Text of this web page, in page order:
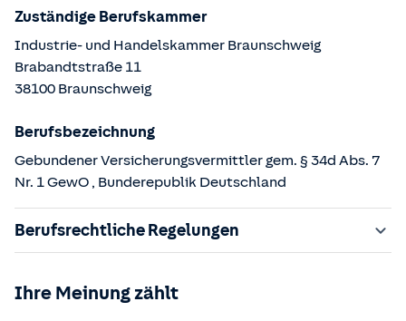
Zuständige Berufskammer
Industrie- und Handelskammer Braunschweig
Brabandtstraße 11
38100 Braunschweig
Berufsbezeichnung
Gebundener Versicherungsvermittler gem. § 34d Abs. 7
Nr. 1 GewO , Bunderepublik Deutschland
Berufsrechtliche Regelungen
§§ 59 – 68 Gesetz über den Versicherungsvertrag
Ihre Meinung zählt